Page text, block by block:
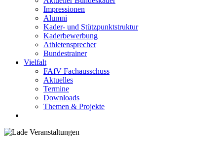
Impressionen
Alumni
Kader- und Stützpunktstruktur
Kaderbewerbung
Athletensprecher
Bundestrainer
Vielfalt
FAfV Fachausschuss
Aktuelles
Termine
Downloads
Themen & Projekte